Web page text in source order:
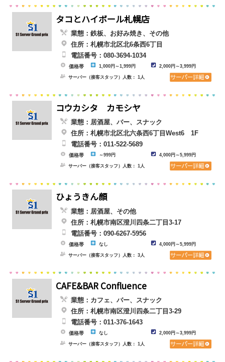
タコとハイボール札幌店
業態：鉄板、お好み焼き、その他
住所：札幌市北区北6条西6丁目
電話番号：080-3694-1034
価格帯 1,000円～1,999円 2,000円～3,999円
サーバー（接客スタッフ）人数： 1人
コウカシタ カモシヤ
業態：居酒屋、バー、スナック
住所：札幌市北区北六条西6丁目West6 1F
電話番号：011-522-5689
価格帯 ～999円 4,000円～5,999円
サーバー（接客スタッフ）人数： 1人
ひょうきん顔
業態：居酒屋、その他
住所：札幌市南区澄川四条二丁目3-17
電話番号：090-6267-5956
価格帯 なし 4,000円～5,999円
サーバー（接客スタッフ）人数： 3人
CAFE&BAR Confluence
業態：カフェ、バー、スナック
住所：札幌市南区澄川四条二丁目3-29
電話番号：011-376-1643
価格帯 なし 2,000円～3,999円
サーバー（接客スタッフ）人数： 1人